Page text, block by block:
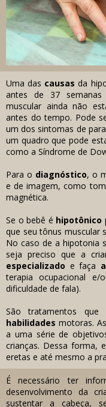
Uma das causasda
antes de 37
muscular ainda não
antes do tempo. Pode
um dos sintomas de
um quadro que pode
como a Síndrome de
Para o diagnóstico, o
e de imagem, como
magnética.
Se o bebê é hipotônico
que seu tônus muscular
No caso de a hipotonia
seja preciso que a
especializado e faça
terapia ocupacional e/
dificuldade de fala).
São tratamentos
habilidades motoras.
a uma série de
crianças. Dessa forma,
eretas e até mesmo a
É necessário ter
desenvolvimento da
sustentar a cabeça,